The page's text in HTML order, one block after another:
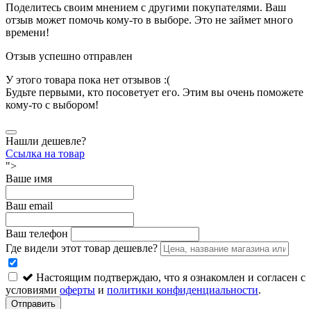
Поделитесь своим мнением с другими покупателями. Ваш
отзыв может помочь кому-то в выборе. Это не займет много
времени!
Отзыв успешно отправлен
У этого товара пока нет отзывов :(
Будьте первыми, кто посоветует его. Этим вы очень поможете
кому-то с выбором!
Нашли дешевле?
Ссылка на товар
">
Ваше имя
Ваш email
Ваш телефон
Где видели этот товар дешевле?
Настоящим подтверждаю, что я ознакомлен и согласен с
условиями оферты и политики конфиденциальности.
Отправить